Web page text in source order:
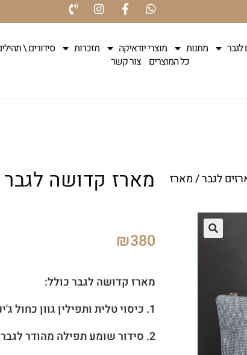
מתנות מוצרי יודאיקה מזכרות סידורים \
כל המוצרים צור קשר
לגבר/ מארז
מארז קדושה לגבר
₪380
מארז קדושה לגבר כולל:
1. כיסוי טלית ותפילין גוון כחול ג'ינס עם רקמת שם
2. סידור שומע תפילה מהודר לגבר צבע כחול נוסח עדות המזרח עם שם